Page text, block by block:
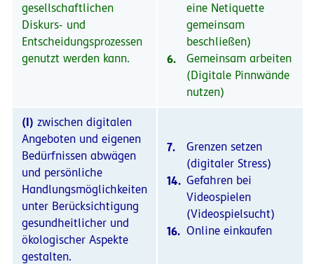
gesellschaftlichen
Diskurs- und
Entscheidungsprozessen
genutzt werden kann.
eine Netiquette
gemeinsam
beschließen)
6.
Gemeinsam arbeiten
(Digitale Pinnwände
nutzen)
(I) zwischen digitalen
Angeboten und eigenen
Bedürfnissen abwägen
und persönliche
Handlungsmöglichkeiten
unter Berücksichtigung
gesundheitlicher und
ökologischer Aspekte
gestalten.
7.
Grenzen setzen
(digitaler Stress)
14. Gefahren bei
Videospielen
(Videospielsucht)
16. Online einkaufen